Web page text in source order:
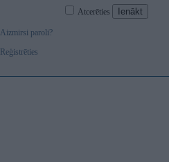
Atcerēties
Aizmirsi paroli?
Reģistrēties